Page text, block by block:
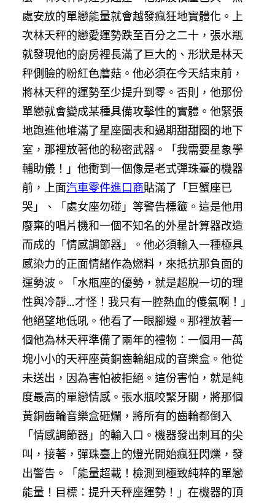
處安放的單戀能量就會越發瘋狂地實體化。上
次林天秤的戀愛運勢跌至百分之二十，張水瓶
就發現他的廚房裡長滿了巨大的、形狀是林天
秤側臉的粉紅色蘑菇。他必須在今天結束前，
將林天秤的運勢至少提升到零。否則，他那份
單戀就會變成某種具備攻擊性的實體。他緊張
地跑進他堆滿了星座圖表和過期甜甜圈的地下
室，那裡放著他的秘密武器。「我需要星象學
輔助儀！」他衝到一個像是老式彈珠臺的機器
前，上面汽車零件進口商貼滿了「巨蟹座已
哭」、「處女座勿碰」等警告標籤。這是他用
廢棄的唱片機和一個不知名的外星計算器改造
而成的「情感調節器」。他必須輸入一種極具
感染力的正面情緒作為燃料，來抵抗那負面的
運勢波。「水瓶座的優勢，就是超脫一切的理
性與冷靜…才怪！我只有一腔熱血的傻氣啊！」
他絕望地低吼。他看了一眼腳邊。那裡放著一
個他為林天秤準備了兩年的禮物：一個用一萬
塊小小的天秤座黃銅齒輪組成的音樂盒。他從
未送出，因為害怕被拒絕。這份害怕，就是純
度最高的單戀情感。張水瓶咬緊牙關，將那個
黃銅齒輪音樂盒砸爛，將所有的齒輪都倒入
「情感調節器」的輸入口。機器發出刺耳的尖
叫，接著，彈珠臺上的燈光開始瘋狂閃爍，發
出警告。「能量超載！檢測到極致純粹的單戀
能量！目標：提升天秤座運勢！」在機器的頂